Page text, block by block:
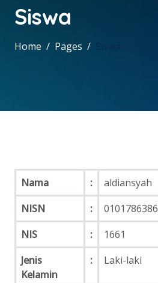
Siswa
Home Pages
Nama :
aldiansyah
NISN
:
0101786386
NIS
:
1661
Jenis
Kelamin
: Laki-laki